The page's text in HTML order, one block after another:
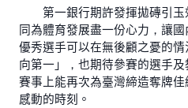
第一銀行期許發揮拋磚引玉
同為體育發展盡一份心力，讓
優秀選手可以在無後顧之憂的
向第一」，也期待參賽的選手
賽事上能再次為臺灣締造奪牌
感動的時刻。